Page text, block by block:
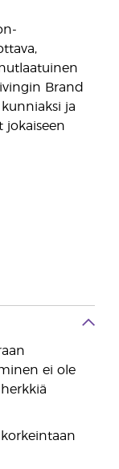
Brand
ja
jokaiseen
ei ole
korkeintaan